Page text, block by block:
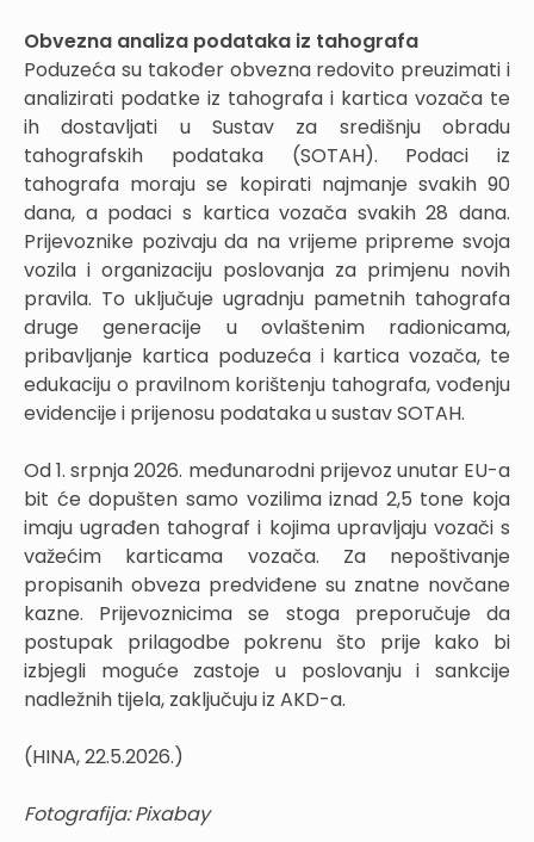
Obvezna analiza podataka iz tahografa
Poduzeća su također obvezna redovito preuzimati i
analizirati podatke iz tahografa i kartica vozača te
ih dostavljati u Sustav za središnju obradu
tahografskih podataka (SOTAH). Podaci iz
tahografa moraju se kopirati najmanje svakih 90
dana, a podaci s kartica vozača svakih 28 dana.
Prijevoznike pozivaju da na vrijeme pripreme svoja
vozila i organizaciju poslovanja za primjenu novih
pravila. To uključuje ugradnju pametnih tahografa
druge generacije u ovlaštenim radionicama,
pribavljanje kartica poduzeća i kartica vozača, te
edukaciju o pravilnom korištenju tahografa, vođenju
evidencije i prijenosu podataka u sustav SOTAH.
Od 1. srpnja 2026. međunarodni prijevoz unutar EU-a
bit će dopušten samo vozilima iznad 2,5 tone koja
imaju ugrađen tahograf i kojima upravljaju vozači s
važećim karticama vozača. Za nepoštivanje
propisanih obveza predviđene su znatne novčane
kazne. Prijevoznicima se stoga preporučuje da
postupak prilagodbe pokrenu što prije kako bi
izbjegli moguće zastoje u poslovanju i sankcije
nadležnih tijela, zaključuju iz AKD-a.
(HINA, 22.5.2026.)
Fotografija: Pixabay